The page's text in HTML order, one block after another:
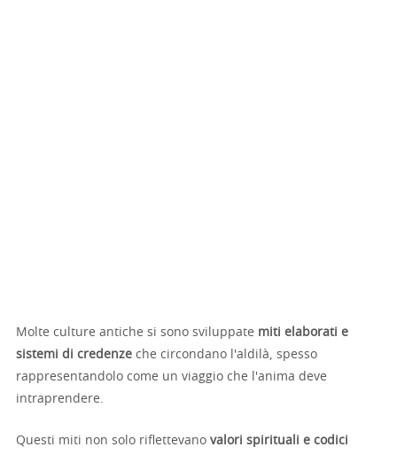
Molte culture antiche si sono sviluppate miti elaborati e
sistemi di credenze che circondano l'aldilà, spesso
rappresentandolo come un viaggio che l'anima deve
intraprendere.
Questi miti non solo riflettevano valori spirituali e codici